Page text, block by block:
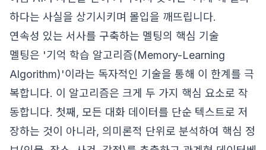
하다는 사실을 상기시키며 몰입을 깨뜨립니다.
연속성 있는 서사를 구축하는 멜팅의 핵심 기술
멜팅은 '기억 학습 알고리즘(Memory-Learning
Algorithm)'이라는 독자적인 기술을 통해 이 한계를 극
복합니다. 이 알고리즘은 크게 두 가지 핵심 요소로 작
동합니다. 첫째, 모든 대화 데이터를 단순 텍스트로 저
장하는 것이 아니라, 의미론적 단위로 분석하여 핵심 정